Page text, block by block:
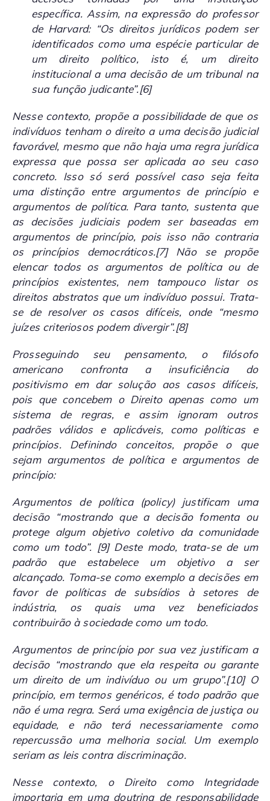
específica. Assim, na expressão do professor
de Harvard: “Os direitos jurídicos podem ser
identificados como uma espécie particular de
um direito político, isto é, um direito
institucional a uma decisão de um tribunal na
sua função judicante”.[6]
Nesse contexto, propõe a possibilidade de que os
indivíduos tenham o direito a uma decisão judicial
favorável, mesmo que não haja uma regra jurídica
expressa que possa ser aplicada ao seu caso
concreto. Isso só será possível caso seja feita
uma distinção entre argumentos de princípio e
argumentos de política. Para tanto, sustenta que
as decisões judiciais podem ser baseadas em
argumentos de princípio, pois isso não contraria
os princípios democráticos.[7]Não se propõe
elencar todos os argumentos de política ou de
princípios existentes, nem tampouco listar os
direitos abstratos que um indivíduo possui. Trata-
se de resolver os casos difíceis, onde “mesmo
juízes criteriosos podem divergir”.[8]
Prosseguindo seu pensamento, o filósofo
americano confronta a insuficiência do
positivismo em dar solução aos casos difíceis,
pois que concebem o Direito apenas como um
sistema de regras, e assim ignoram outros
padrões válidos e aplicáveis, como políticas e
princípios. Definindo conceitos, propõe o que
sejam argumentos de política e argumentos de
princípio:
Argumentos de política (policy) justificam uma
decisão “mostrando que a decisão fomenta ou
protege algum objetivo coletivo da comunidade
como um todo”. [9]Deste modo, trata-se de um
padrão que estabelece um objetivo a ser
alcançado. Toma-se como exemplo a decisões em
favor de políticas de subsídios à setores de
indústria, os quais uma vez beneficiados
contribuirão à sociedade como um todo.
Argumentos de princípio por sua vez justificam a
decisão “mostrando que ela respeita ou garante
um direito de um indivíduo ou um grupo”.[10]O
princípio, em termos genéricos, é todo padrão que
não é uma regra. Será uma exigência de justiça ou
equidade, e não terá necessariamente como
repercussão uma melhoria social. Um exemplo
seriam as leis contra discriminação.
Nesse contexto, o Direito como Integridade
importaria em uma doutrina de responsabilidade